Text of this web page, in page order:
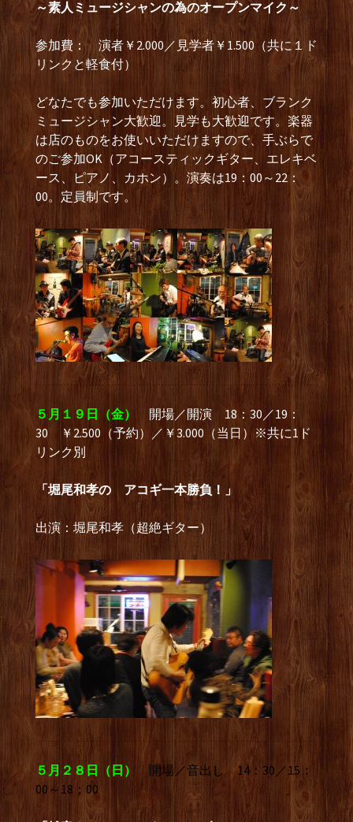
～素人ミュージシャンの為のオープンマイク～
参加費： 演者￥2.000／見学者￥1.500（共に１ド
リンクと軽食付）
どなたでも参加いただけます。初心者、ブランク
ミュージシャン大歓迎。見学も大歓迎です。楽器
は店のものをお使いいただけますので、手ぶらで
のご参加OK（アコースティックギター、エレキベ
ース、ピアノ、カホン）。演奏は19：00～22：
00。定員制です。
５月１９日（金）
開場／開演 18：30／19：
30 ￥2.500（予約）／￥3.000（当日）※共に1ド
リンク別
「堀尾和孝の アコギ一本勝負！」
出演：堀尾和孝（超絶ギター）
５月２８日（日）
開場／音出し 14：30／15：
00～18：00